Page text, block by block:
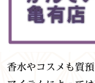
香水やコスメも質